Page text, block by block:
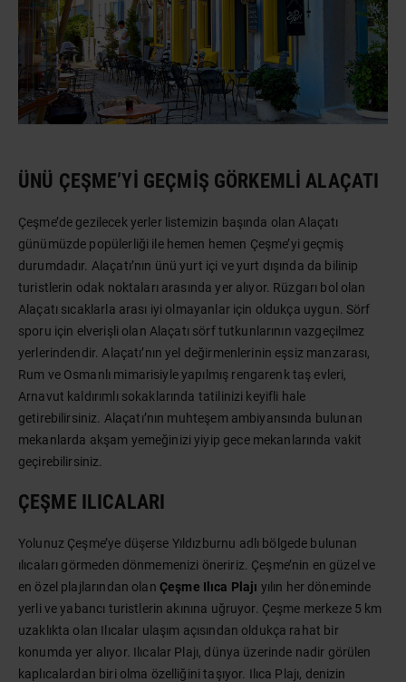
ÜNÜ ÇEŞME’YI GEÇMIŞ GÖRKEMLI ALAÇATI
Çeşme’de gezilecek yerler listemizin başında olan Alaçatı
günümüzde popülerliği ile hemen hemen Çeşme’yi geçmiş
durumdadır. Alaçatı’nın ünü yurt içi ve yurt dışında da bilinip
turistlerin odak noktaları arasında yer alıyor. Rüzgarı bol olan
Alaçatı sıcaklarla arası iyi olmayanlar için oldukça uygun. Sörf
sporu için elverişli olan Alaçatı sörf tutkunlarının vazgeçilmez
yerlerindendir. Alaçatı’nın yel değirmenlerinin eşsiz manzarası,
Rum ve Osmanlı mimarisiyle yapılmış rengarenk taş evleri,
Arnavut kaldırımlı sokaklarında tatilinizi keyifli hale
getirebilirsiniz. Alaçatı’nın muhteşem ambiyansında bulunan
mekanlarda akşam yemeğinizi yiyip gece mekanlarında vakit
geçirebilirsiniz.
ÇEŞME ILICALARI
Yolunuz Çeşme’ye düşerse Yıldızburnu adlı bölgede bulunan
ılıcaları görmeden dönmemenizi öneririz. Çeşme’nin en güzel ve
en özel plajlarından olan Çeşme Ilıca Plajı yılın her döneminde
yerli ve yabancı turistlerin akınına uğruyor. Çeşme merkeze 5 km
uzaklıkta olan Ilıcalar ulaşım açısından oldukça rahat bir
konumda yer alıyor. Ilıcalar Plajı, dünya üzerinde nadir görülen
kaplıcalardan biri olma özelliğini taşıyor. Ilıca Plajı, denizin